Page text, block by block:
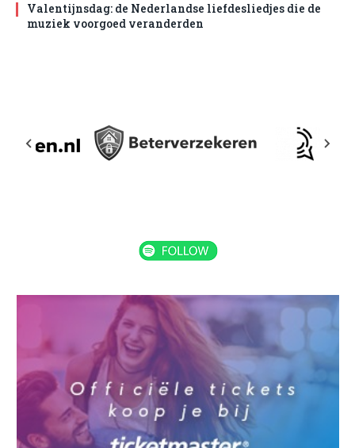
Valentijnsdag: de Nederlandse liefdesliedjes die de
muziek voorgoed veranderden